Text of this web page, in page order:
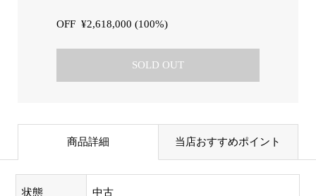
OFF ¥2,618,000 (100%)
SOLD OUT
商品詳細 当店おすすめポイント
状態 中古